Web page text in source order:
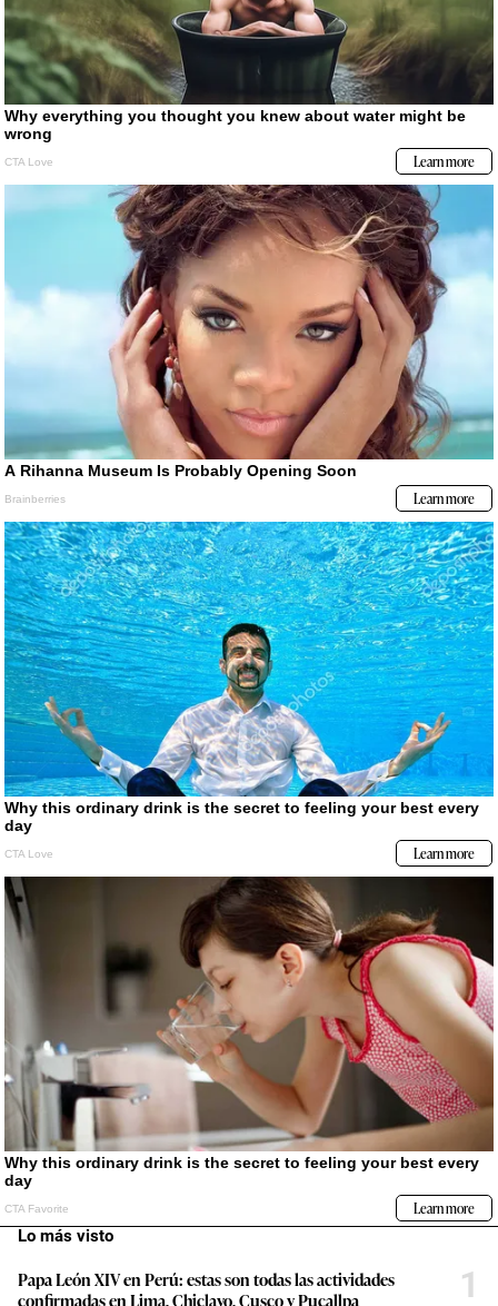
Lo más visto
Papa León XIV en Perú: estas son todas las actividades
confirmadas en Lima, Chiclayo, Cusco y Pucallpa
1